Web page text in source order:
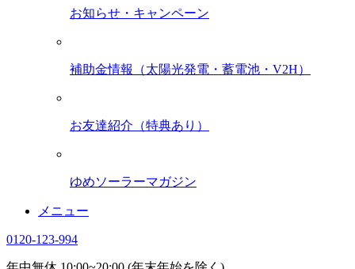
お知らせ・キャンペーン
補助金情報（太陽光発電・蓄電池・V2H）
お友達紹介（特典あり）
ゆめソーラーマガジン
メニュー
0120-123-994